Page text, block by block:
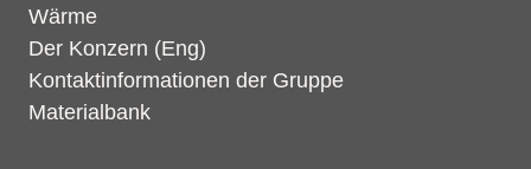
Wärme
Der Konzern (Eng)
Kontaktinformationen der Gruppe
Materialbank